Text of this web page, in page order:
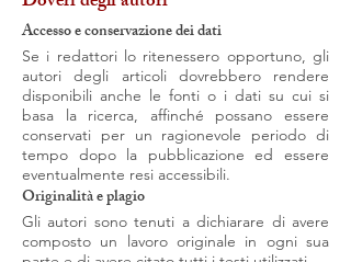
Accesso e conservazione dei dati
Se i redattori lo ritenessero opportuno, gli
autori degli articoli dovrebbero rendere
disponibili anche le fonti o i dati su cui si
basa la ricerca, affinché possano essere
conservati per un ragionevole periodo di
tempo dopo la pubblicazione ed essere
eventualmente resi accessibili.
Originalità e plagio
Gli autori sono tenuti a dichiarare di avere
composto un lavoro originale in ogni sua